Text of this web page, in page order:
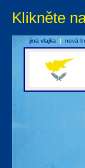
Klikněte
jiná vlajka | nová